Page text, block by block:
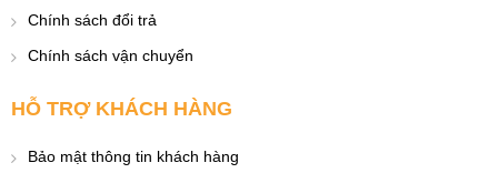
Chính sách đổi trả
Chính sách vận chuyển
HỖ TRỢ KHÁCH HÀNG
Bảo mật thông tin khách hàng